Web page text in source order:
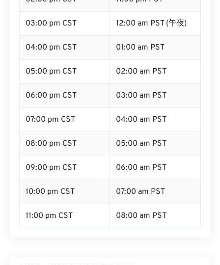
03:00 pm CST 12:00 am PST (午夜)
04:00 pm CST 01:00 am PST
05:00 pm CST 02:00 am PST
06:00 pm CST 03:00 am PST
07:00 pm CST 04:00 am PST
08:00 pm CST 05:00 am PST
09:00 pm CST 06:00 am PST
10:00 pm CST 07:00 am PST
11:00 pm CST 08:00 am PST